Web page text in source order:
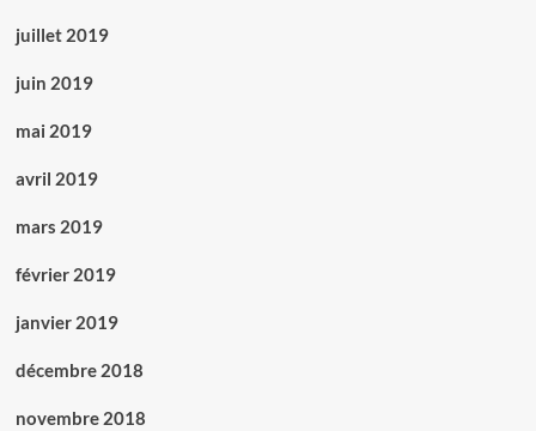
juillet 2019
juin 2019
mai 2019
avril 2019
mars 2019
février 2019
janvier 2019
décembre 2018
novembre 2018